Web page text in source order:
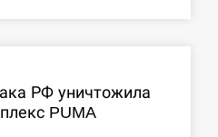
РФ уничтожила
PUMA